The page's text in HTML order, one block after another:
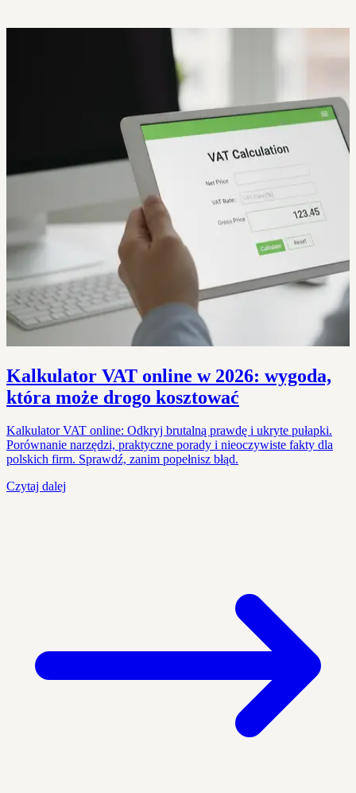
Kalkulator VAT online w 2026: wygoda,
która może drogo kosztować
Kalkulator VAT online: Odkryj brutalną prawdę i ukryte pułapki.
Porównanie narzędzi, praktyczne porady i nieoczywiste fakty dla
polskich firm. Sprawdź, zanim popełnisz błąd.
Czytaj dalej